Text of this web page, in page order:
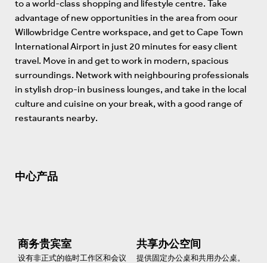
to a world-class shopping and lifestyle centre. Take
advantage of new opportunities in the area from oour
Willowbridge Centre workspace, and get to Cape Town
International Airport in just 20 minutes for easy client
travel. Move in and get to work in modern, spacious
surroundings. Network with neighbouring professionals
in stylish drop-in business lounges, and take in the local
culture and cuisine on your break, with a good range of
restaurants nearby.
中心产品
商务贵宾室
设有非正式的临时工作区和会议
共享办公空间
提供固定办公桌和共用办公桌。